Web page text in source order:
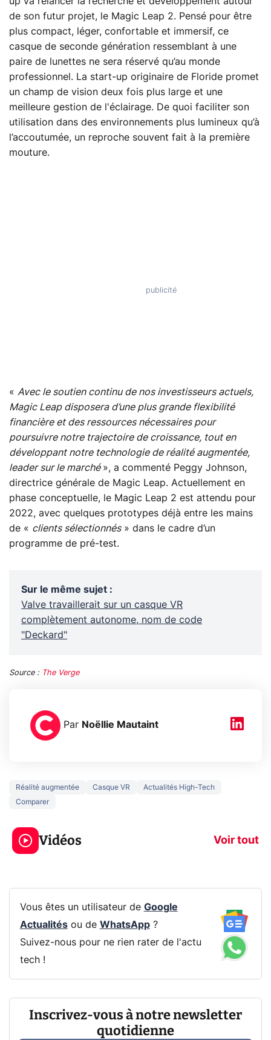
de son futur projet, le Magic Leap 2. Pensé pour être
plus compact, léger, confortable et immersif, ce
casque de seconde génération ressemblant à une
paire de lunettes ne sera réservé qu’au monde
professionnel. La start-up originaire de Floride promet
un champ de vision deux fois plus large et une
meilleure gestion de l'éclairage. De quoi faciliter son
utilisation dans des environnements plus lumineux qu’à
l’accoutumée, un reproche souvent fait à la première
mouture.
« Avec le soutien continu de nos investisseurs actuels,
Magic Leap disposera d’une plus grande flexibilité
financière et des ressources nécessaires pour
poursuivre notre trajectoire de croissance, tout en
développant notre technologie de réalité augmentée,
leader sur le marché », a commenté Peggy Johnson,
directrice générale de Magic Leap. Actuellement en
phase conceptuelle, le Magic Leap 2 est attendu pour
2022, avec quelques prototypes déjà entre les mains
de « clients sélectionnés» dans le cadre d’un
programme de pré-test.
Sur le même sujet :
Valve travaillerait sur un casque VR
complètement autonome, nom de code
"Deckard"
Source : The Verge
Par Noëllie Mautaint
Réalité augmentée Casque VR
Actualités High-Tech
Comparer
Vidéos Voir tout
3 écrans en 1 pour
319€ ? Voici L'AOC
CQ32G4ZA !
prochaine
Vous êtes un utilisateur de Google
Actualitésou de WhatsApp?
Suivez-nous pour ne rien rater de l'actu
tech !
Inscrivez-vous à notre newsletter
quotidienne